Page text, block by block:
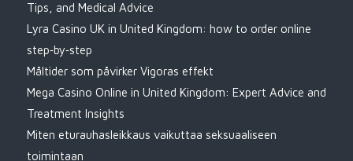
Tips, and Medical Advice
Lyra Casino UK in United Kingdom: how to order online
step‑by‑step
Måltider som påvirker Vigoras effekt
Mega Casino Online in United Kingdom: Expert Advice and
Treatment Insights
Miten eturauhasleikkaus vaikuttaa seksuaaliseen
toimintaan